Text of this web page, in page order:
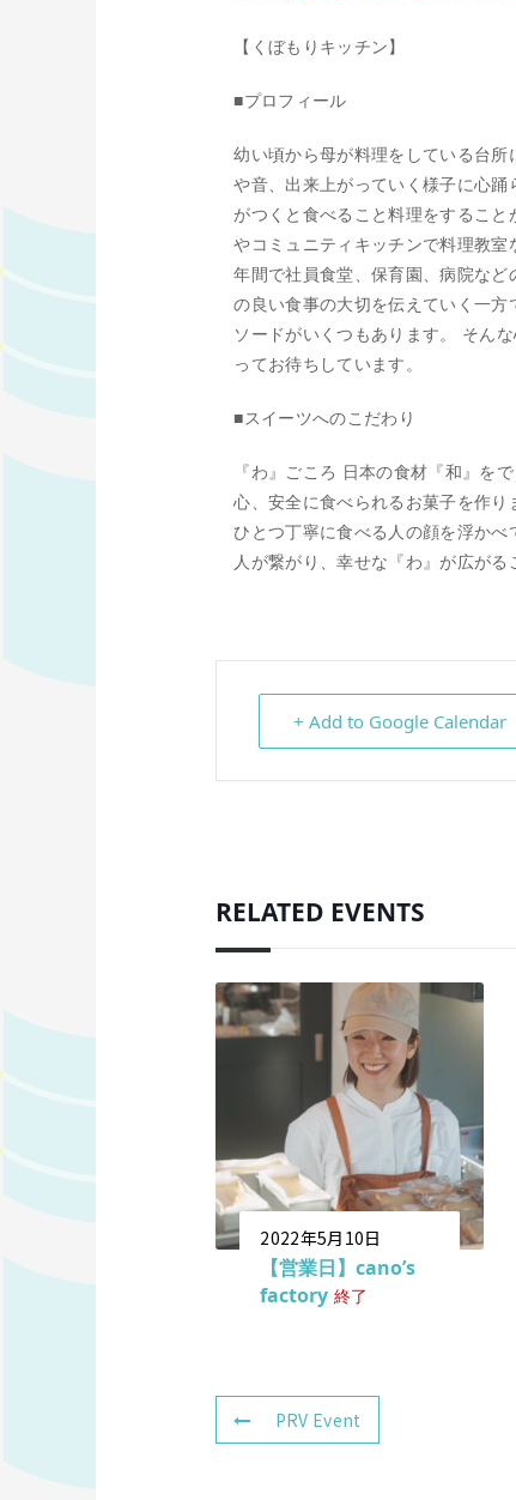
【くぼもりキッチン】
■プロフィール
幼い頃から母が料理をしている台
や音、出来上がっていく様子に心
がつくと食べること料理をするこ
やコミュニティキッチンで料理教
年間で社員食堂、保育園、病院な
の良い食事の大切を伝えていく一
ソードがいくつもあります。 そん
ってお待ちしています。
■スイーツへのこだわり
『わ』ごころ 日本の食材『和』を
心、安全に食べられるお菓子を作
ひとつ丁寧に食べる人の顔を浮か
人が繋がり、幸せな『わ』が広がる
+ Add to Google Calendar
RELATED EVENTS
2022年5月10日
【営業日】cano’s
factory 終了
PRV Event